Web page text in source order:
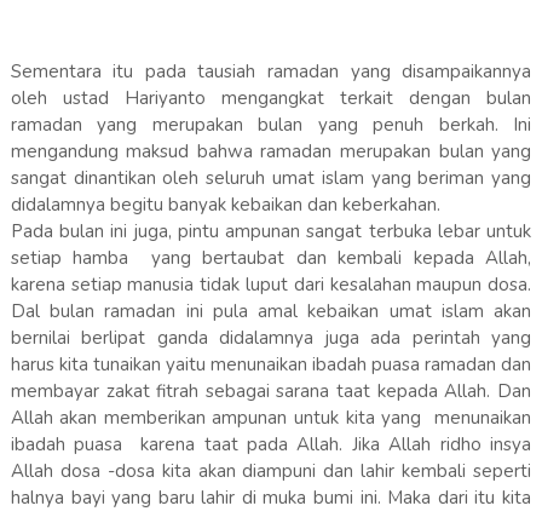
Sementara itu pada tausiah ramadan yang disampaikannya
oleh ustad Hariyanto mengangkat terkait dengan bulan
ramadan yang merupakan bulan yang penuh berkah. Ini
mengandung maksud bahwa ramadan merupakan bulan yang
sangat dinantikan oleh seluruh umat islam yang beriman yang
didalamnya begitu banyak kebaikan dan keberkahan.
Pada bulan ini juga, pintu ampunan sangat terbuka lebar untuk
setiap hamba yang bertaubat dan kembali kepada Allah,
karena setiap manusia tidak luput dari kesalahan maupun dosa.
Dal bulan ramadan ini pula amal kebaikan umat islam akan
bernilai berlipat ganda didalamnya juga ada perintah yang
harus kita tunaikan yaitu menunaikan ibadah puasa ramadan dan
membayar zakat fitrah sebagai sarana taat kepada Allah. Dan
Allah akan memberikan ampunan untuk kita yang menunaikan
ibadah puasa karena taat pada Allah. Jika Allah ridho insya
Allah dosa -dosa kita akan diampuni dan lahir kembali seperti
halnya bayi yang baru lahir di muka bumi ini. Maka dari itu kita